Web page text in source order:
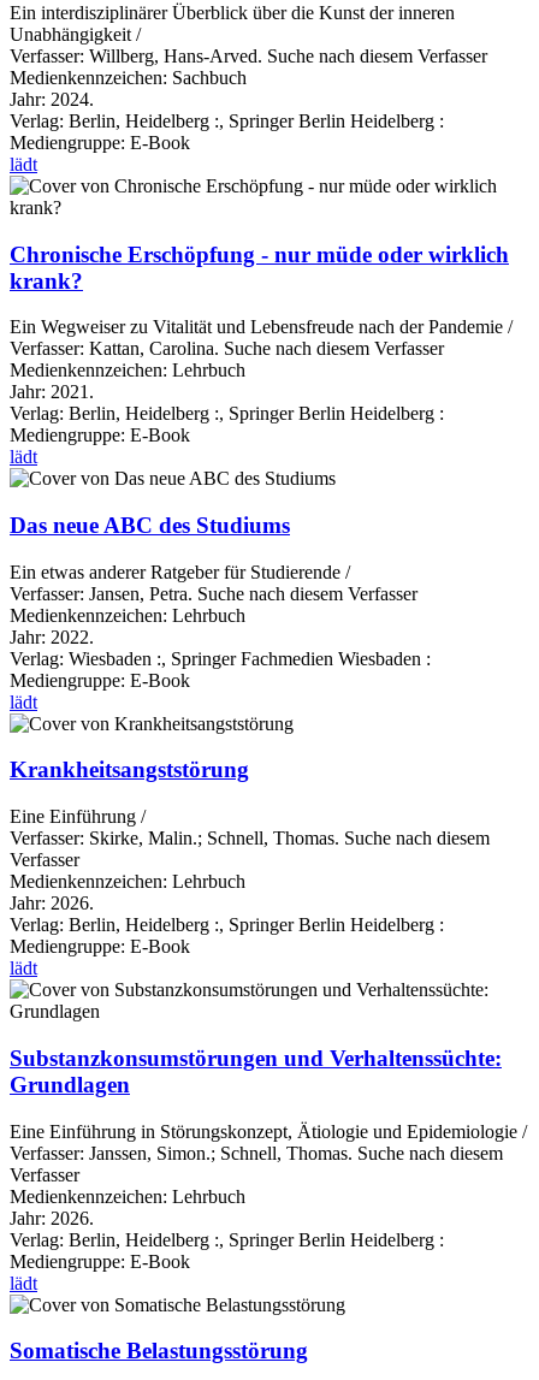
Ein interdisziplinärer Überblick über die Kunst der inneren
Unabhängigkeit /
Verfasser: Willberg, Hans-Arved. Suche nach diesem Verfasser
Medienkennzeichen: Sachbuch
Jahr: 2024.
Verlag: Berlin, Heidelberg :, Springer Berlin Heidelberg :
Mediengruppe: E-Book
lädt
Chronische Erschöpfung - nur müde oder wirklich
krank?
Ein Wegweiser zu Vitalität und Lebensfreude nach der Pandemie /
Verfasser: Kattan, Carolina. Suche nach diesem Verfasser
Medienkennzeichen: Lehrbuch
Jahr: 2021.
Verlag: Berlin, Heidelberg :, Springer Berlin Heidelberg :
Mediengruppe: E-Book
lädt
Das neue ABC des Studiums
Ein etwas anderer Ratgeber für Studierende /
Verfasser: Jansen, Petra. Suche nach diesem Verfasser
Medienkennzeichen: Lehrbuch
Jahr: 2022.
Verlag: Wiesbaden :, Springer Fachmedien Wiesbaden :
Mediengruppe: E-Book
lädt
Krankheitsangststörung
Eine Einführung /
Verfasser: Skirke, Malin.; Schnell, Thomas. Suche nach diesem
Verfasser
Medienkennzeichen: Lehrbuch
Jahr: 2026.
Verlag: Berlin, Heidelberg :, Springer Berlin Heidelberg :
Mediengruppe: E-Book
lädt
Substanzkonsumstörungen und Verhaltenssüchte:
Grundlagen
Eine Einführung in Störungskonzept, Ätiologie und Epidemiologie /
Verfasser: Janssen, Simon.; Schnell, Thomas. Suche nach diesem
Verfasser
Medienkennzeichen: Lehrbuch
Jahr: 2026.
Verlag: Berlin, Heidelberg :, Springer Berlin Heidelberg :
Mediengruppe: E-Book
lädt
Somatische Belastungsstörung